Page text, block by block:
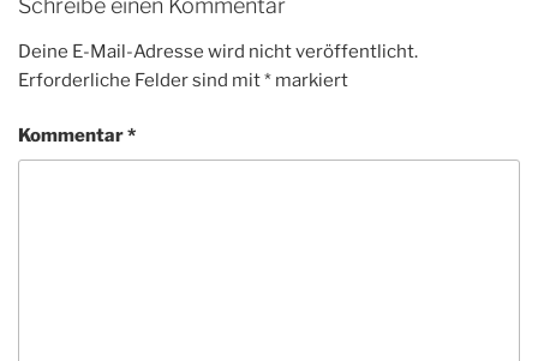
Schreibe einen Kommentar
Deine E-Mail-Adresse wird nicht veröffentlicht.
Erforderliche Felder sind mit* markiert
Kommentar*